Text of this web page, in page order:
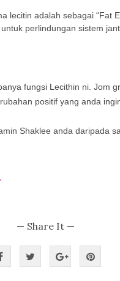
lecitin adalah sebagai “Fat
perlindungan sistem
fungsi Lecithin ni. Jom
positif yang anda
Shaklee anda daripada
— Share It —